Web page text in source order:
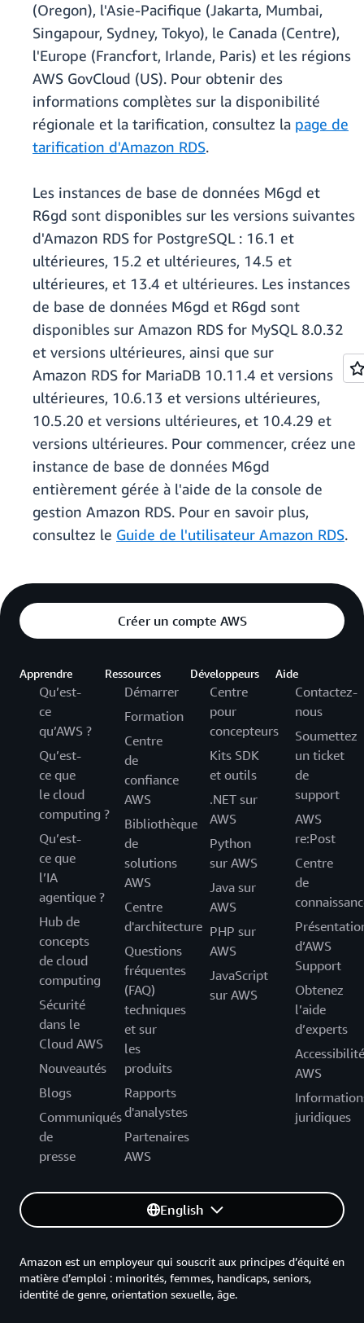
(Oregon), l'Asie-Pacifique (Jakarta, Mumbai,
Singapour, Sydney, Tokyo), le Canada (Centre),
l'Europe (Francfort, Irlande, Paris) et les régions
AWS GovCloud (US). Pour obtenir des
informations complètes sur la disponibilité
régionale et la tarification, consultez la page de
tarification d'Amazon RDS.
Les instances de base de données M6gd et
R6gd sont disponibles sur les versions suivantes
d'Amazon RDS for PostgreSQL : 16.1 et
ultérieures, 15.2 et ultérieures, 14.5 et
ultérieures, et 13.4 et ultérieures. Les instances
de base de données M6gd et R6gd sont
disponibles sur Amazon RDS for MySQL 8.0.32
et versions ultérieures, ainsi que sur
Amazon RDS for MariaDB 10.11.4 et versions
ultérieures, 10.6.13 et versions ultérieures,
10.5.20 et versions ultérieures, et 10.4.29 et
versions ultérieures. Pour commencer, créez une
instance de base de données M6gd
entièrement gérée à l'aide de la console de
gestion Amazon RDS. Pour en savoir plus,
consultez le Guide de l'utilisateur Amazon RDS.
Créer un compte AWS
Apprendre
Qu’est-
ce
qu’AWS ?
Qu’est-
ce que
le cloud
computing ?
Qu’est-
ce que
l’IA
agentique ?
Hub de
concepts
de cloud
computing
Sécurité
dans le
Cloud AWS
Nouveautés
Blogs
Communiqués
de
presse
Ressources
Démarrer
Formation
Centre
de
confiance
AWS
Bibliothèque
de
solutions
AWS
Centre
d'architecture
Questions
fréquentes
(FAQ)
techniques
et sur
les
produits
Rapports
d'analystes
Partenaires
AWS
Développeurs
Centre
pour
concepteurs
Kits SDK
et outils
.NET sur
AWS
Python
sur AWS
Java sur
AWS
PHP sur
AWS
JavaScript
sur AWS
Aide
Contactez-
nous
Soumettez
un ticket
de
support
AWS
re:Post
Centre
de
d’AWS
Support
Obtenez
l’aide
d’experts
Accessibilité
AWS
juridiques
English
Amazon est un employeur qui souscrit aux principes d’équité en
matière d’emploi : minorités, femmes, handicaps, seniors,
identité de genre, orientation sexuelle, âge.